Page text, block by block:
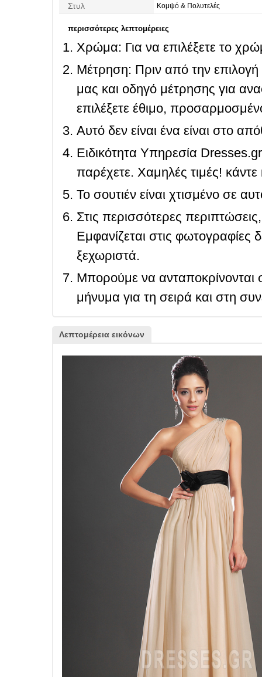
Στυλ Κομψό & Πολυτελές
περισσότερες λεπτομέρειες
Χρώμα: Για να επιλέξετε το
Μέτρηση: Πριν από την
μας και οδηγό μέτρησης για
επιλέξετε έθιμο,
Αυτό δεν είναι ένα είναι στο
Ειδικότητα Υπηρεσία
παρέχετε. Χαμηλές τιμές! κάντε
Το σουτιέν είναι χτισμένο σε
Στις περισσότερες
Εμφανίζεται στις φωτογραφίες
ξεχωριστά.
Μπορούμε να ανταποκρίνονται
μήνυμα για τη σειρά και στη
Λεπτομέρεια εικόνων